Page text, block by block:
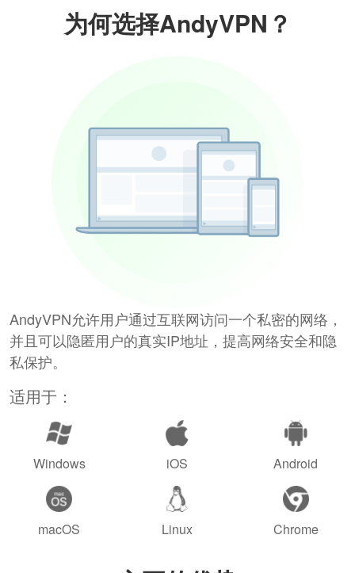
为何选择AndyVPN？
AndyVPN允许用户通过互联网访问一个私密的网络，
并且可以隐匿用户的真实IP地址，提高网络安全和隐
私保护。
适用于：
Windows iOS Android
macOS Linux Chrome